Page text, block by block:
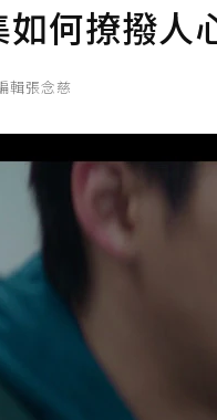
如何撩撥人
輯張念慈